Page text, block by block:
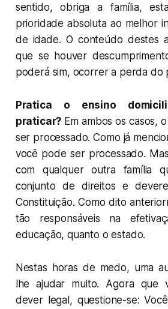
sentido, obriga a família,
prioridade absoluta ao melhor
de idade. O conteúdo destes
que se houver
poderá sim, ocorrer a perda do
Pratica o ensino
praticar? Em ambos os casos,
ser processado. Como já
você pode ser processado.
com qualquer outra família
conjunto de direitos e
Constituição. Como dito
tão responsáveis na
educação, quanto o estado.
Nestas horas de medo, uma
lhe ajudar muito. Agora que
dever legal, questione-se: